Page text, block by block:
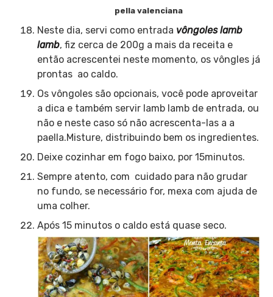
pella valenciana
Neste dia, servi como entrada vôngoles lamb
lamb, fiz cerca de 200g a mais da receita e
então acrescentei neste momento, os vôngles já
prontas ao caldo.
Os vôngoles são opcionais, você pode aproveitar
a dica e também servir lamb lamb de entrada, ou
não e neste caso só não acrescenta-las a a
paella.Misture, distribuindo bem os ingredientes.
Deixe cozinhar em fogo baixo, por 15minutos.
Sempre atento, com cuidado para não grudar
no fundo, se necessário for, mexa com ajuda de
uma colher.
Após 15 minutos o caldo está quase seco.